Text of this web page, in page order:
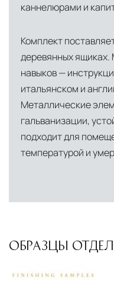
каннелюрами и
Комплект
деревянных ящиках.
навыков —
итальянском и
Металлические
гальванизации,
подходит для
температурой и
ОБРАЗЦЫ